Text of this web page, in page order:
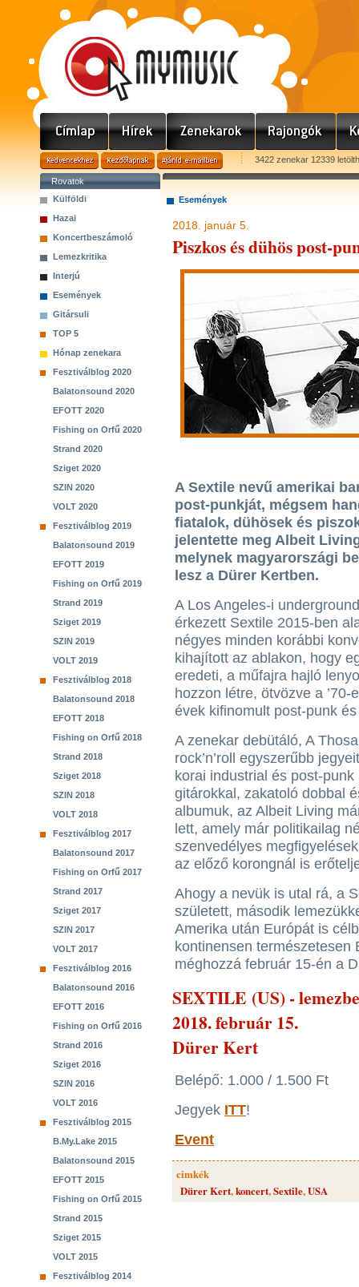
3422 zenekar 12339
Rovatok
Külföldi
Hazai
Koncertbeszámoló
Lemezkritika
Interjú
Események
Gitársuli
TOP 5
Hónap zenekara
Fesztiválblog 2020
Balatonsound 2020
EFOTT 2020
Fishing on Orfű 2020
Strand 2020
Sziget 2020
SZIN 2020
VOLT 2020
Fesztiválblog 2019
Balatonsound 2019
EFOTT 2019
Fishing on Orfű 2019
Strand 2019
Sziget 2019
SZIN 2019
VOLT 2019
Fesztiválblog 2018
Balatonsound 2018
EFOTT 2018
Fishing on Orfű 2018
Strand 2018
Sziget 2018
SZIN 2018
VOLT 2018
Fesztiválblog 2017
Balatonsound 2017
Fishing on Orfű 2017
Strand 2017
Sziget 2017
SZIN 2017
VOLT 2017
Fesztiválblog 2016
Balatonsound 2016
EFOTT 2016
Fishing on Orfű 2016
Strand 2016
Sziget 2016
SZIN 2016
VOLT 2016
Fesztiválblog 2015
B.My.Lake 2015
Balatonsound 2015
EFOTT 2015
Fishing on Orfű 2015
Strand 2015
Sziget 2015
VOLT 2015
Fesztiválblog 2014
Események
2018. január 5.
Piszkos és dühös post-
A Sextile nevű amerikai
post-punkját, mégsem
fiatalok, dühösek és
jelentette meg Albeit
melynek magyarországi
lesz a Dürer Kertben.
A Los Angeles-i
érkezett Sextile 2015-ben
négyes minden korábbi
kihajított az ablakon, hogy
eredeti, a műfajra hajló
hozzon létre, ötvözve a ’70-
évek kifinomult post-punk
A zenekar debütáló, A
rock’n’roll egyszerűbb
korai industrial és post-
gitárokkal, zakatoló dobbal
albumuk, az Albeit Living
lett, amely már politikailag
szenvedélyes
az előző korongnál is
Ahogy a nevük is utal rá, a
született, második
Amerika után Európát is
kontinensen természetesen
méghozzá február 15-én a
SEXTILE (US) -
2018. február 15.
Dürer Kert
Belépő: 1.000 / 1.500 Ft
Jegyek ITT!
Event
cimkék
Dürer Kert,koncert,Sextile,USA